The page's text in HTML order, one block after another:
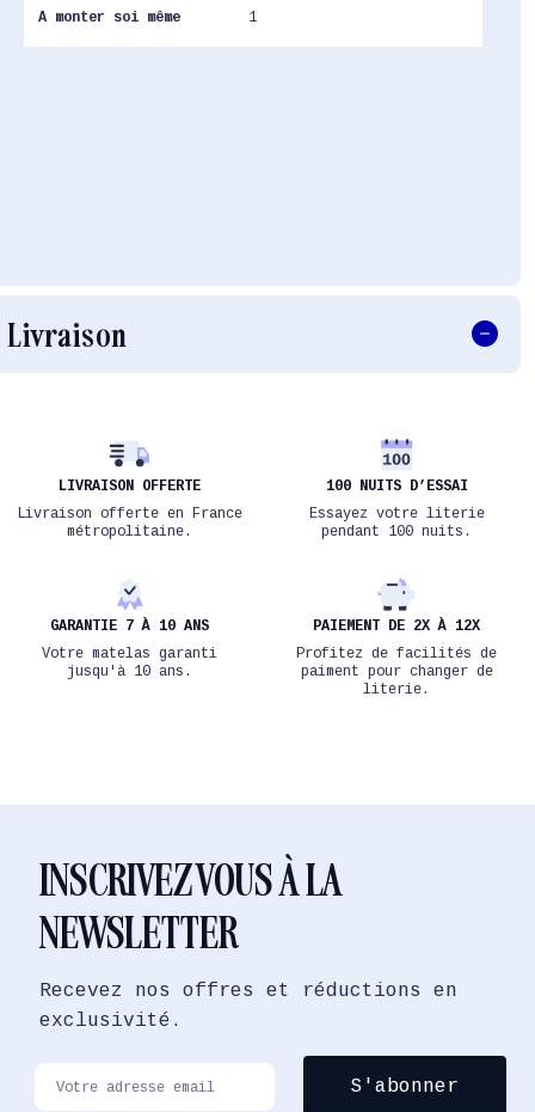
A monter soi même 1
Livraison
LIVRAISON OFFERTE
Livraison offerte en France
métropolitaine.
100 NUITS D’ESSAI
Essayez votre literie
pendant 100 nuits.
GARANTIE 7 À 10 ANS
Votre matelas garanti
jusqu'à 10 ans.
PAIEMENT DE 2X À 12X
Profitez de facilités de
paiment pour changer de
literie.
INSCRIVEZ VOUS À LA
NEWSLETTER
Recevez nos offres et réductions en
exclusivité.